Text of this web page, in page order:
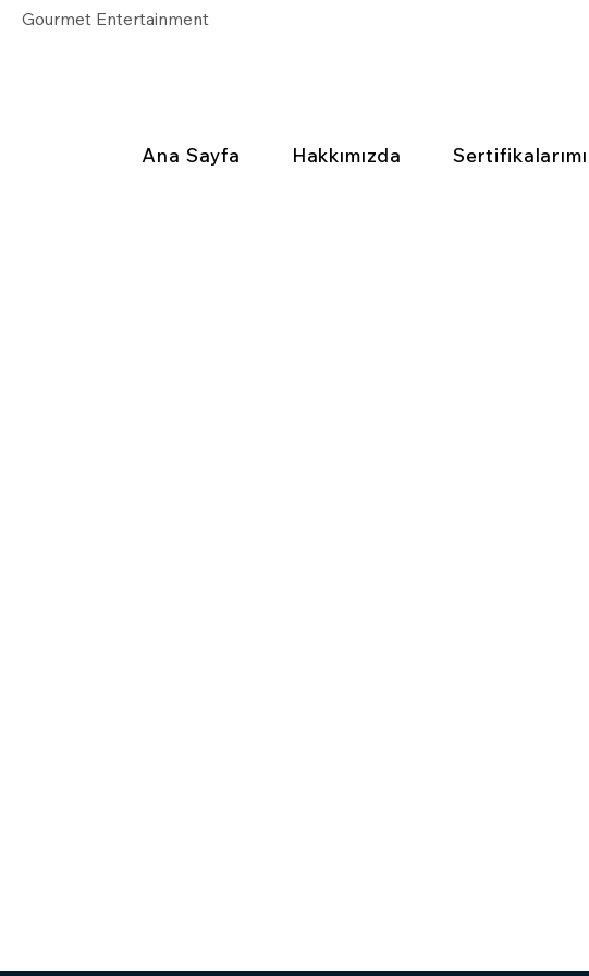
Gourmet Entertainment
Ana Sayfa Hakkımızda